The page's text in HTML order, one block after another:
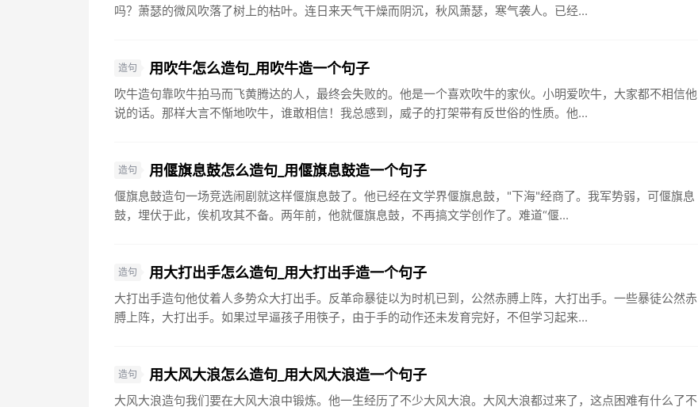
吗？萧瑟的微风吹落了树上的枯叶。连日来天气干燥而阴沉，秋风萧瑟，寒气袭人。已经...
造句 用吹牛怎么造句_用吹牛造一个句子
吹牛造句靠吹牛拍马而飞黄腾达的人，最终会失败的。他是一个喜欢吹牛的家伙。小明爱吹牛，大家都不相信他
说的话。那样大言不惭地吹牛，谁敢相信！我总感到，威子的打架带有反世俗的性质。他...
造句 用偃旗息鼓怎么造句_用偃旗息鼓造一个句子
偃旗息鼓造句一场竞选闹剧就这样偃旗息鼓了。他已经在文学界偃旗息鼓，"下海"经商了。我军势弱，可偃旗息
鼓，埋伏于此，俟机攻其不备。两年前，他就偃旗息鼓，不再搞文学创作了。难道“偃...
造句 用大打出手怎么造句_用大打出手造一个句子
大打出手造句他仗着人多势众大打出手。反革命暴徒以为时机已到，公然赤膊上阵，大打出手。一些暴徒公然赤
膊上阵，大打出手。如果过早逼孩子用筷子，由于手的动作还未发育完好，不但学习起来...
造句 用大风大浪怎么造句_用大风大浪造一个句子
大风大浪造句我们要在大风大浪中锻炼。他一生经历了不少大风大浪。大风大浪都过来了，这点困难有什么了不